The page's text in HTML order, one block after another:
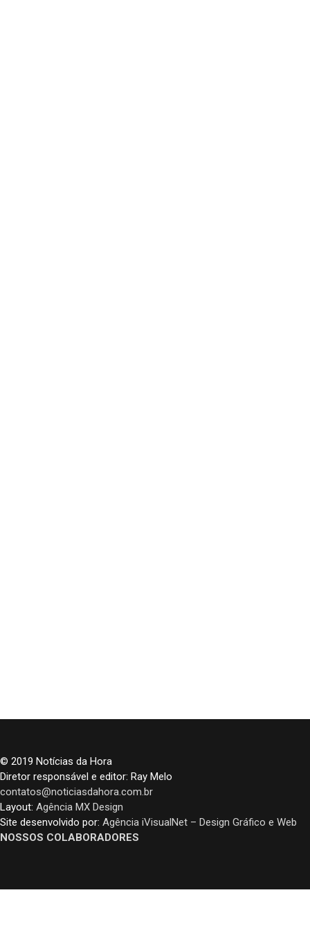
© 2019 Notícias da Hora
Diretor responsável e editor: Ray Melo
contatos@noticiasdahora.com.br
Layout: Agência MX Design
Site desenvolvido por: Agência iVisualNet – Design Gráfico e Web
NOSSOS COLABORADORES